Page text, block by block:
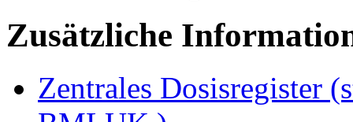
Zusätzliche
Zentrales Dosisregister